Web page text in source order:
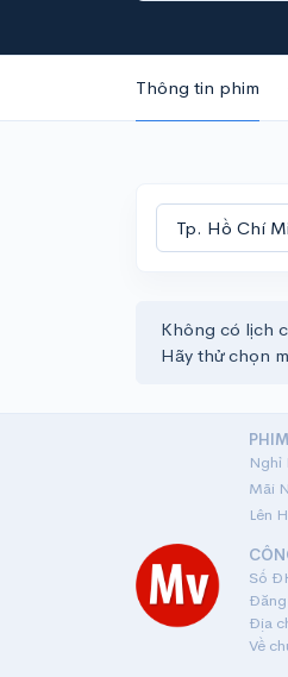
Thông tin phim
Không có lịch
Hãy thử chọn
Nghỉ
Lên
Số
Địa
Về